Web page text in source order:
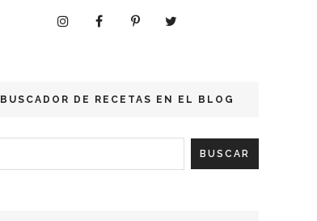
BUSCADOR DE RECETAS EN EL BLOG